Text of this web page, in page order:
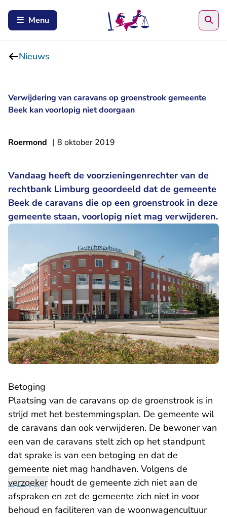
Menu
Nieuws
Verwijdering van caravans op groenstrook gemeente
Beek kan voorlopig niet doorgaan
Roermond | 8 oktober 2019
Vandaag heeft de voorzieningenrechter van de
rechtbank Limburg geoordeeld dat de gemeente
Beek de caravans die op een groenstrook in deze
gemeente staan, voorlopig niet mag verwijderen.
Betoging
Plaatsing van de caravans op de groenstrook is in
strijd met het bestemmingsplan. De gemeente wil
de caravans dan ook verwijderen. De bewoner van
een van de caravans stelt zich op het standpunt
dat sprake is van een betoging en dat de
gemeente niet mag handhaven. Volgens de
verzoekerhoudt de gemeente zich niet aan de
afspraken en zet de gemeente zich niet in voor
behoud en faciliteren van de woonwagencultuur